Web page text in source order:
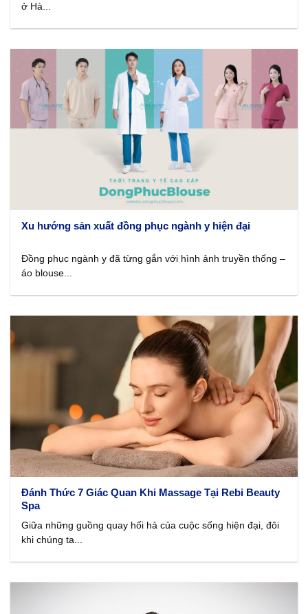
ở Hà...
Xu hướng sản xuất đồng phục ngành y hiện đại
Đồng phục ngành y đã từng gắn với hình ảnh truyền thống –
áo blouse...
Đánh Thức 7 Giác Quan Khi Massage Tại Rebi Beauty
Spa
Giữa những guồng quay hối hả của cuộc sống hiện đại, đôi
khi chúng ta...